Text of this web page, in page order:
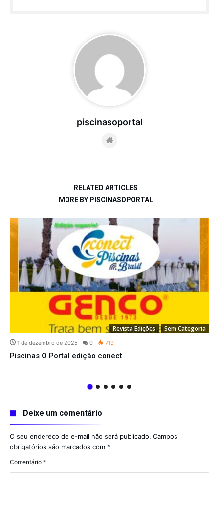
piscinasoportal
RELATED ARTICLES
MORE BY PISCINASOPORTAL
Revista Edições Sem Categoria
1 de dezembro de 2025 0 719
Piscinas O Portal edição conect
Deixe um comentário
O seu endereço de e-mail não será publicado. Campos
obrigatórios são marcados com *
Comentário *